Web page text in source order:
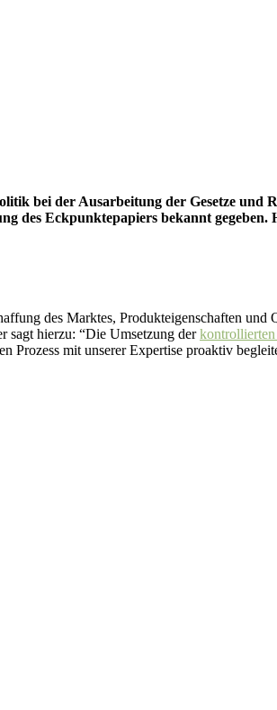
bei der Ausarbeitung der Gesetze und
des Eckpunktepapiers bekannt gegeben.
des Marktes, Produkteigenschaften und
sagt hierzu: “Die Umsetzung der
Prozess mit unserer Expertise proaktiv